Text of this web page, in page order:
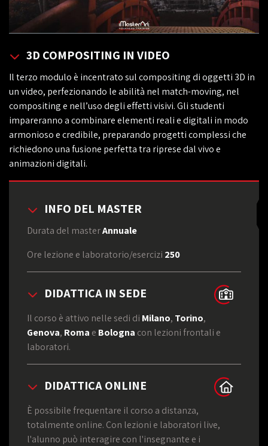
3D COMPOSITING IN VIDEO
Il terzo modulo è incentrato sul compositing di oggetti 3D in
un video, perfezionando le abilità nel match-moving, nel
compositing e nell’uso degli effetti visivi. Gli studenti
impareranno a combinare elementi reali e digitali in modo
armonioso e credibile, preparando progetti complessi che
richiedono una fusione perfetta tra riprese dal vivo e
animazioni digitali.
INFO DEL MASTER
Durata del masterAnnuale
Ore lezione e laboratorio/esercizi 250
DIDATTICA IN SEDE
Il corso è attivo nelle sedi di Milano, Torino,
Genova, Roma e Bologna con lezioni frontali e
laboratori.
DIDATTICA ONLINE
È possibile frequentare il corso a distanza,
totalmente online. Con lezioni e laboratori live,
l'alunno può interagire con l'insegnante e i